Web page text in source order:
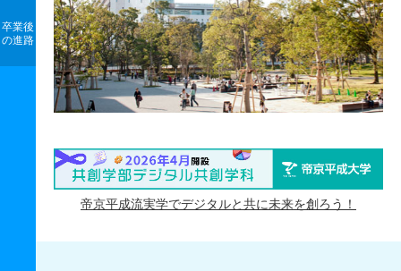
帝京平成流実学でデジタルと共に未来を創ろう！
卒業後
の進路